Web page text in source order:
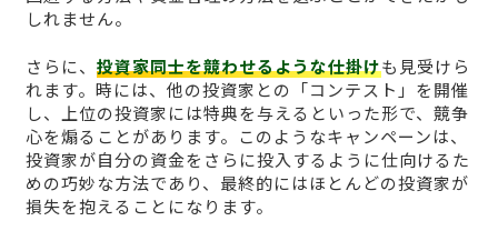
しれません。
さらに、 投資家同士を競わせるような仕掛けも見受けら
れます。時には、他の投資家との「コンテスト」を開催
し、上位の投資家には特典を与えるといった形で、競争
心を煽ることがあります。このようなキャンペーンは、
投資家が自分の資金をさらに投入するように仕向けるた
めの巧妙な方法であり、最終的にはほとんどの投資家が
損失を抱えることになります。